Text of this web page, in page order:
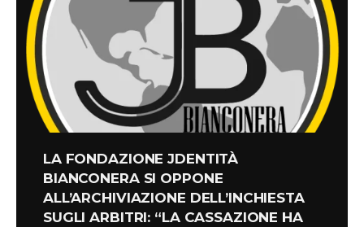
LA FONDAZIONE JDENTITÀ
BIANCONERA SI OPPONE
ALL’ARCHIVIAZIONE DELL’INCHIESTA
SUGLI ARBITRI: “LA CASSAZIONE HA